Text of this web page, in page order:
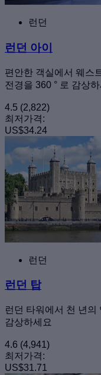
런던
런던 아이
편안한 객실에서 웨스
전경을 360 ° 로 감상
4.5 (2,822)
최저가격:
US$34.24
런던
런던 탑
런던 타워에서 천 년
감상하세요
4.6 (4,941)
최저가격:
US$31.71